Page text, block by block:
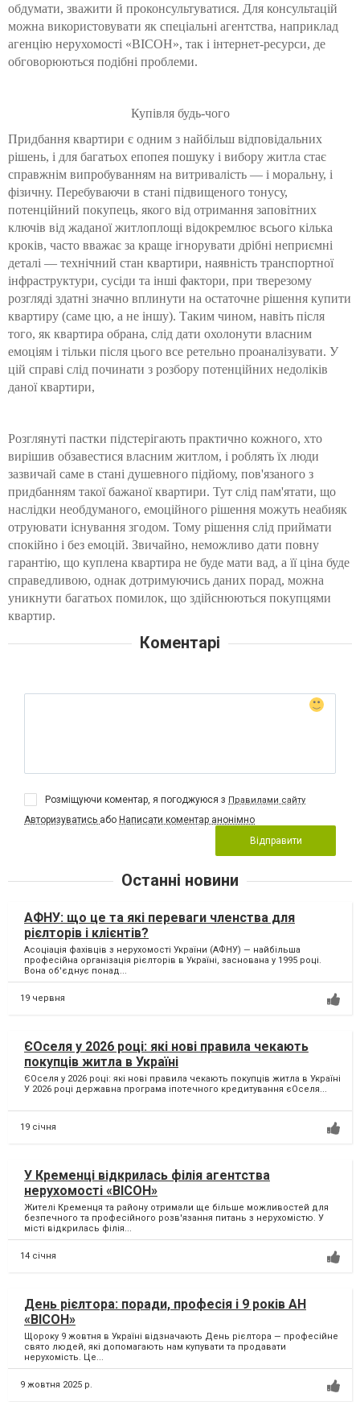
обдумати, зважити й проконсультуватися. Для консультацій
можна використовувати як спеціальні агентства, наприклад
агенцію нерухомості «ВІСОН», так і інтернет-ресурси, де
обговорюються подібні проблеми.
Купівля будь-чого
Придбання квартири є одним з найбільш відповідальних
рішень, і для багатьох епопея пошуку і вибору житла стає
справжнім випробуванням на витривалість — і моральну, і
фізичну. Перебуваючи в стані підвищеного тонусу,
потенційний покупець, якого від отримання заповітних
ключів від жаданої житлоплощі відокремлює всього кілька
кроків, часто вважає за краще ігнорувати дрібні неприємні
деталі — технічний стан квартири, наявність транспортної
інфраструктури, сусіди та інші фактори, при тверезому
розгляді здатні значно вплинути на остаточне рішення купити
квартиру (саме цю, а не іншу). Таким чином, навіть після
того, як квартира обрана, слід дати охолонути власним
емоціям і тільки після цього все ретельно проаналізувати. У
цій справі слід починати з розбору потенційних недоліків
даної квартири,
Розглянуті пастки підстерігають практично кожного, хто
вирішив обзавестися власним житлом, і роблять їх люди
зазвичай саме в стані душевного підйому, пов'язаного з
придбанням такої бажаної квартири. Тут слід пам'ятати, що
наслідки необдуманого, емоційного рішення можуть неабияк
отруювати існування згодом. Тому рішення слід приймати
спокійно і без емоцій. Звичайно, неможливо дати повну
гарантію, що куплена квартира не буде мати вад, а її ціна буде
справедливою, однак дотримуючись даних порад, можна
уникнути багатьох помилок, що здійснюються покупцями
квартир.
Коментарі
Розміщуючи коментар, я погоджуюся з Правилами сайту
Авторизуватись або Написати коментар анонімно
Відправити
Останні новини
АФНУ: що це та які переваги членства для
рієлторів і клієнтів?
Асоціація фахівців з нерухомості України (АФНУ) — найбільша
професійна організація рієлторів в Україні, заснована у 1995 році.
Вона об'єднує понад...
19 червня
ЄОселя у 2026 році: які нові правила чекають
покупців житла в Україні
ЄОселя у 2026 році: які нові правила чекають покупців житла в Україні
У 2026 році державна програма іпотечного кредитування єОселя...
19 січня
У Кременці відкрилась філія агентства
нерухомості «ВІСОН»
Жителі Кременця та району отримали ще більше можливостей для
безпечного та професійного розв'язання питань з нерухомістю. У
місті відкрилась філія...
14 січня
День рієлтора: поради, професія і 9 років АН
«ВІСОН»
Щороку 9 жовтня в Україні відзначають День рієлтора — професійне
свято людей, які допомагають нам купувати та продавати
нерухомість. Це...
9 жовтня 2025 р.